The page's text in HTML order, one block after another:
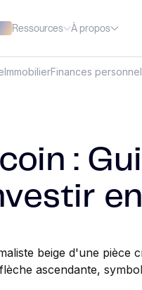
Ressources À propos
:
ImmobilierFinances